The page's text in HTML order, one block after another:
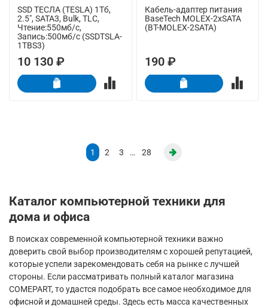
SSD ТЕСЛА (TESLA) 1Тб,
2.5", SATA3, Bulk, TLC,
Чтение:550мб/с,
Запись:500мб/с (SSDTSLA-
1TBS3)
10 130 ₽
Кабель-адаптер питания
BaseTech MOLEX-2xSATA
(BT-MOLEX-2SATA)
190 ₽
1 2 3 … 28
Каталог компьютерной техники для
дома и офиса
В поисках современной компьютерной техники важно
доверить свой выбор производителям с хорошей репутацией,
которые успели зарекомендовать себя на рынке с лучшей
стороны. Если рассматривать полный каталог магазина
COMEPART, то удастся подобрать все самое необходимое для
офисной и домашней среды. Здесь есть масса качественных